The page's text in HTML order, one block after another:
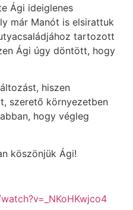
Ági ideiglenes
már Manót is elsirattuk
tartozott
Ági úgy döntött, hogy
hiszen
szerető környezetben
hogy végleg
köszönjük Ági!